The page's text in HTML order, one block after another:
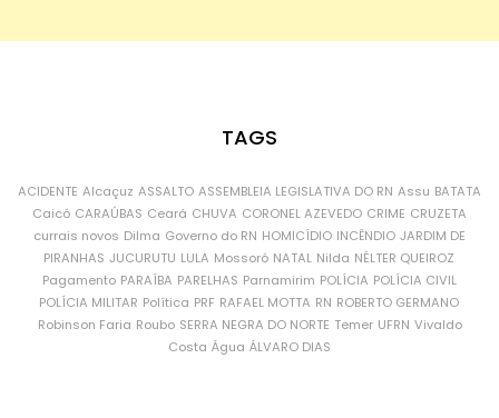
TAGS
ACIDENTE Alcaçuz ASSALTO ASSEMBLEIA LEGISLATIVA DO RN Assu BATATA
Caicó CARAÚBAS Ceará CHUVA CORONEL AZEVEDO CRIME CRUZETA
currais novos Dilma Governo do RN HOMICÍDIO INCÊNDIO JARDIM DE
PIRANHAS JUCURUTU LULA Mossoró NATAL Nilda NÉLTER QUEIROZ
Pagamento PARAÍBA PARELHAS Parnamirim POLÍCIA POLÍCIA CIVIL
POLÍCIA MILITAR Política PRF RAFAEL MOTTA RN ROBERTO GERMANO
Robinson Faria Roubo SERRA NEGRA DO NORTE Temer UFRN Vivaldo
Costa Água ÁLVARO DIAS